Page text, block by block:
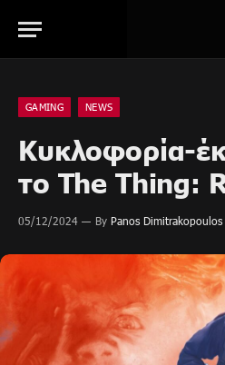
GAMING NEWS
Κυκλοφορία-
το The Thing:
05/12/2024 By Panos Dimitrakopoulos